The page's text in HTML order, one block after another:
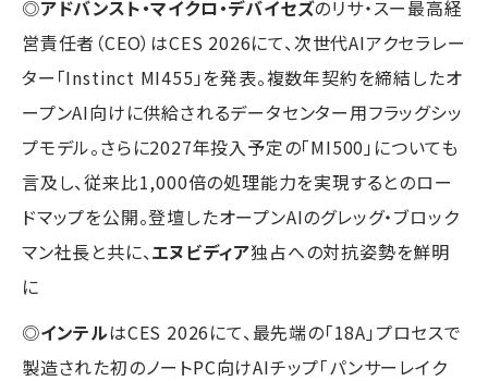
◎アドバンスト・マイクロ・デバイセズのリサ・スー最高経
営責任者（CEO）はCES 2026にて、次世代AIアクセラレー
ター「Instinct MI455」を発表。複数年契約を締結したオ
ープンAI向けに供給されるデータセンター用フラッグシッ
プモデル。さらに2027年投入予定の「MI500」についても
言及し、従来比1,000倍の処理能力を実現するとのロー
ドマップを公開。登壇したオープンAIのグレッグ・ブロック
マン社長と共に、エヌビディア独占への対抗姿勢を鮮明
に
◎インテルはCES 2026にて、最先端の「18A」プロセスで
製造された初のノートPC向けAIチップ「パンサーレイク